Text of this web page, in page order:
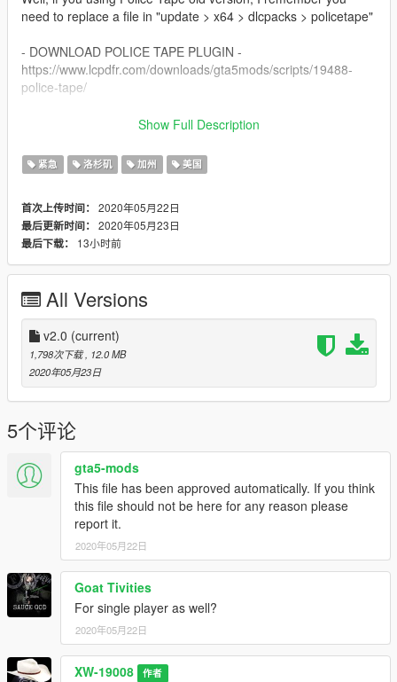
need to replace a file in "update > x64 > dlcpacks > policetape"
- DOWNLOAD POLICE TAPE PLUGIN -
https://www.lcpdfr.com/downloads/gta5mods/scripts/19488-
police-tape/
▶2020/ 5/ 24◀ UPDATE - Add a new texture "LAPD Badge
Show Full Description
紧急 洛杉矶 加州 美国
首次上传时间： 2020年05月22日
最后更新时间： 2020年05月23日
最后下载：
13小时前
All Versions
v2.0 (current)
1,798次下载, 12.0 MB
2020年05月23日
5个评论
gta5-mods
This file has been approved automatically. If you think
this file should not be here for any reason please
report it.
2020年05月22日
Goat Tivities
For single player as well?
2020年05月22日
XW-19008 作者